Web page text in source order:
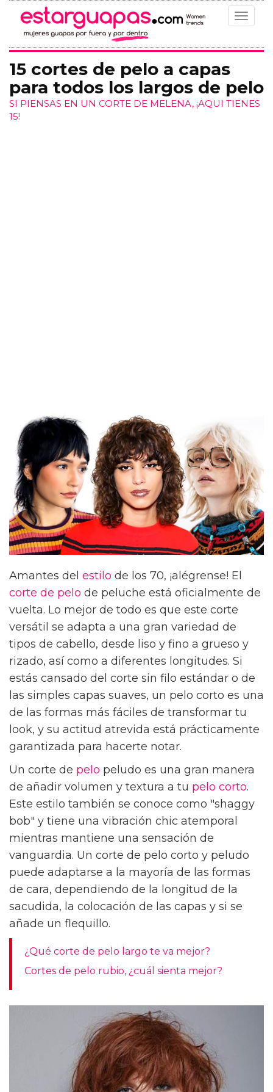
Toggle
15 cortes de pelo a capas
para todos los largos de pelo
SI PIENSAS EN UN CORTE DE MELENA, ¡AQUI TIENES
15!
Amantes del estilo de los 70, ¡alégrense! El
corte de pelo de peluche está oficialmente de
vuelta. Lo mejor de todo es que este corte
versátil se adapta a una gran variedad de
tipos de cabello, desde liso y fino a grueso y
rizado, así como a diferentes longitudes. Si
estás cansado del corte sin filo estándar o de
las simples capas suaves, un pelo corto es una
de las formas más fáciles de transformar tu
look, y su actitud atrevida está prácticamente
garantizada para hacerte notar.
Un corte de pelo peludo es una gran manera
de añadir volumen y textura a tu pelo corto.
Este estilo también se conoce como "shaggy
bob" y tiene una vibración chic atemporal
mientras mantiene una sensación de
vanguardia. Un corte de pelo corto y peludo
puede adaptarse a la mayoría de las formas
de cara, dependiendo de la longitud de la
sacudida, la colocación de las capas y si se
añade un flequillo.
¿Qué corte de pelo largo te va mejor?
Cortes de pelo rubio, ¿cuál sienta mejor?